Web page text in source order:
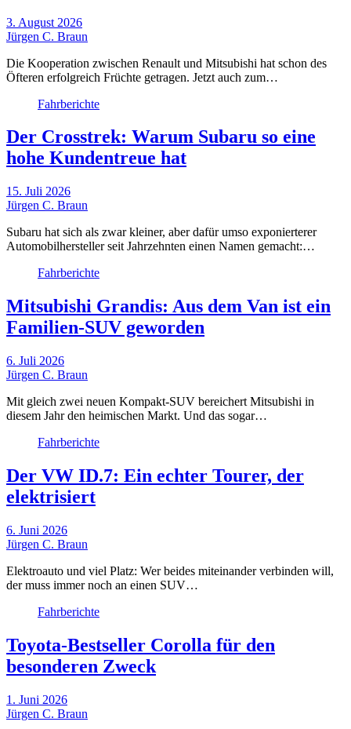
3. August 2026
Jürgen C. Braun
Die Kooperation zwischen Renault und Mitsubishi hat schon des
Öfteren erfolgreich Früchte getragen. Jetzt auch zum…
Fahrberichte
Der Crosstrek: Warum Subaru so eine
hohe Kundentreue hat
15. Juli 2026
Jürgen C. Braun
Subaru hat sich als zwar kleiner, aber dafür umso exponierterer
Automobilhersteller seit Jahrzehnten einen Namen gemacht:…
Fahrberichte
Mitsubishi Grandis: Aus dem Van ist ein
Familien-SUV geworden
6. Juli 2026
Jürgen C. Braun
Mit gleich zwei neuen Kompakt-SUV bereichert Mitsubishi in
diesem Jahr den heimischen Markt. Und das sogar…
Fahrberichte
Der VW ID.7: Ein echter Tourer, der
elektrisiert
6. Juni 2026
Jürgen C. Braun
Elektroauto und viel Platz: Wer beides miteinander verbinden will,
der muss immer noch an einen SUV…
Fahrberichte
Toyota-Bestseller Corolla für den
besonderen Zweck
1. Juni 2026
Jürgen C. Braun